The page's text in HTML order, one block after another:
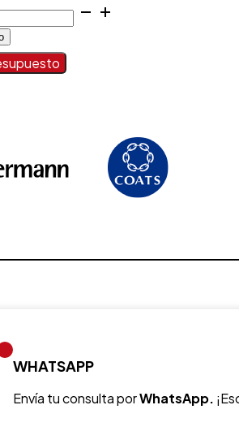
WHATSAPP
Envía tu consulta porWhatsApp.